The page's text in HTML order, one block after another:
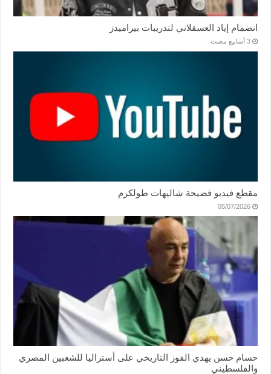
انضمام إياد العسقلاني لتدريبات بيراميدز
‏3 أسابيع مضت
مقطع فيديو فضيحة شاليهات طولكرم
05/07/2026
حسام حسن يهدي الفوز التاريخي على أستراليا للشعبين المصري
والفلسطيني